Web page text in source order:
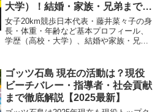
大学）！結婚・家族・兄弟まで徹
底解説【2025最新】
女子20km競歩日本代表・藤井菜々子の身
長・体重・年齢など基本プロフィール、
学歴（高校・大学）、結婚や家族・兄弟
ゴッツ石島 現在の活動は？現役
ビーチバレー・指導者・社会貢献
まで徹底解説【2025最新】